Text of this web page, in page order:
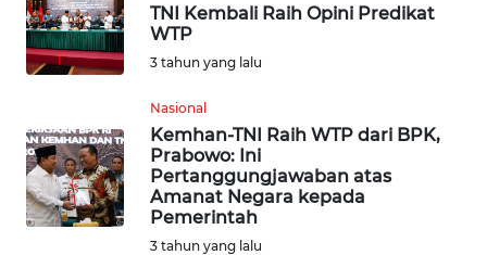
TNI Kembali Raih Opini Predikat
WTP
3 tahun yang lalu
Nasional
Kemhan-TNI Raih WTP dari BPK,
Prabowo: Ini
Pertanggungjawaban atas
Amanat Negara kepada
Pemerintah
3 tahun yang lalu
SULSEL
WN
WN
SULUT
WN